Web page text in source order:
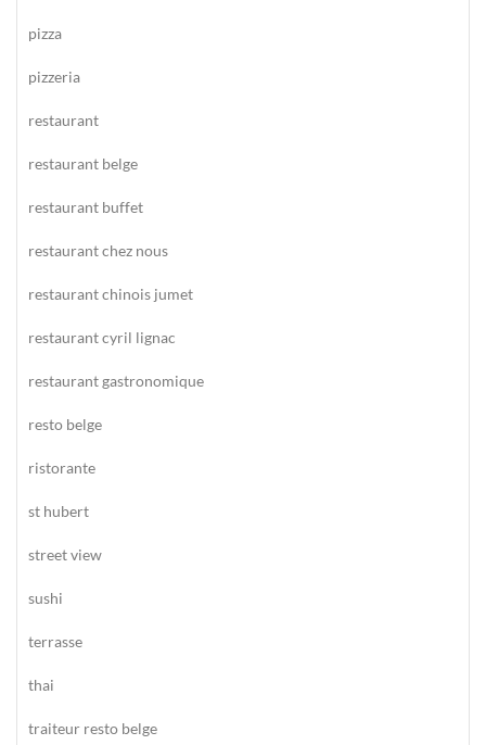
pizza
pizzeria
restaurant
restaurant belge
restaurant buffet
restaurant chez nous
restaurant chinois jumet
restaurant cyril lignac
restaurant gastronomique
resto belge
ristorante
st hubert
street view
sushi
terrasse
thai
traiteur resto belge